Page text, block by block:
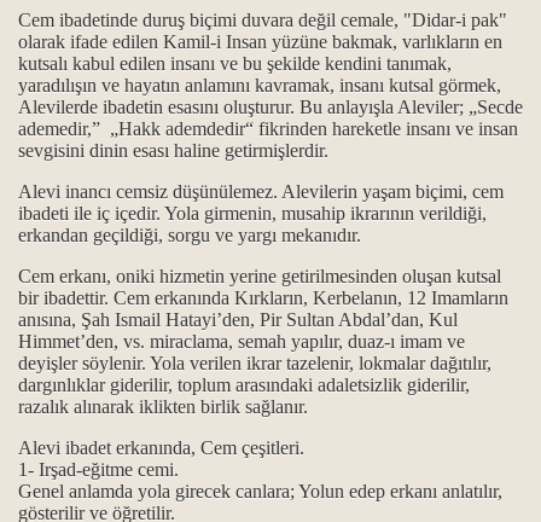
Cem ibadetinde duruş biçimi duvara değil cemale, "Didar-i pak"
olarak ifade edilen Kamil-i Insan yüzüne bakmak, varlıkların en
kutsalı kabul edilen insanı ve bu şekilde kendini tanımak,
yaradılışın ve hayatın anlamını kavramak, insanı kutsal görmek,
Alevilerde ibadetin esasını oluşturur. Bu anlayışla Aleviler; „Secde
ademedir,” „Hakk ademdedir“ fikrinden hareketle insanı ve insan
sevgisini dinin esası haline getirmişlerdir.
Alevi inancı cemsiz düşünülemez. Alevilerin yaşam biçimi, cem
ibadeti ile iç içedir. Yola girmenin, musahip ikrarının verildiği,
erkandan geçildiği, sorgu ve yargı mekanıdır.
Cem erkanı, oniki hizmetin yerine getirilmesinden oluşan kutsal
bir ibadettir. Cem erkanında Kırkların, Kerbelanın, 12 Imamların
anısına, Şah Ismail Hatayi’den, Pir Sultan Abdal’dan, Kul
Himmet’den, vs. miraclama, semah yapılır, duaz-ı imam ve
deyişler söylenir. Yola verilen ikrar tazelenir, lokmalar dağıtılır,
dargınlıklar giderilir, toplum arasındaki adaletsizlik giderilir,
razalık alınarak iklikten birlik sağlanır.
Alevi ibadet erkanında, Cem çeşitleri.
1- Irşad-eğitme cemi.
Genel anlamda yola girecek canlara; Yolun edep erkanı anlatılır,
gösterilir ve öğretilir.
ve Dar çeşitleri...
kavramları
deyimi üzerine…